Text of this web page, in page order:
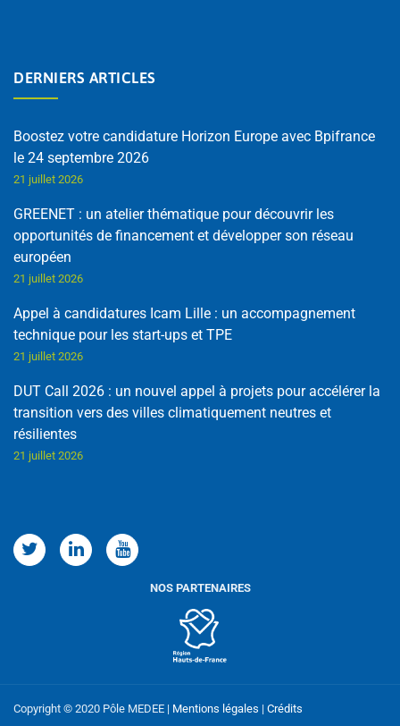
DERNIERS ARTICLES
Boostez votre candidature Horizon Europe avec Bpifrance
le 24 septembre 2026
21 juillet 2026
GREENET : un atelier thématique pour découvrir les
opportunités de financement et développer son réseau
européen
21 juillet 2026
Appel à candidatures Icam Lille : un accompagnement
technique pour les start-ups et TPE
21 juillet 2026
DUT Call 2026 : un nouvel appel à projets pour accélérer la
transition vers des villes climatiquement neutres et
résilientes
21 juillet 2026
Copyright © 2020 Pôle MEDEE | Mentions légales | Crédits